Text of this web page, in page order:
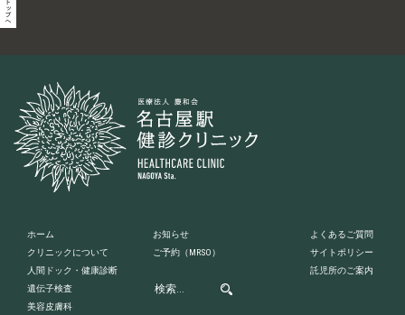
ホーム
クリニックについて
人間ドック・健康診断
遺伝子検査
美容皮膚科
お知らせ
ご予約 （MRSO）
よくあるご質問
サイトポリシー
託児所のご案内